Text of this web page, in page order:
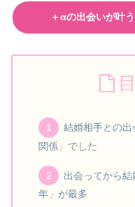
＋αの出会いが叶
結婚相手との
関係」でした
出会ってから
年」が最多